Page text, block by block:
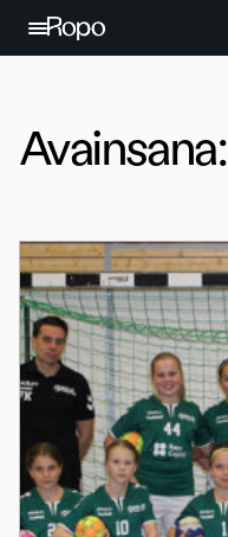
Jatka sisältöön
Avainsana: